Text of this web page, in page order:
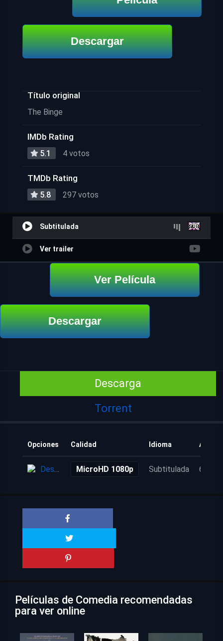
Descargar
Título original
The Binge
IMDb Rating
5.1 4 votos
TMDb Rating
5.8 297 votos
Subtitulada
Ver trailer
Ver Película
Descargar
Descarga
Torrent
Opciones Calidad Idioma
Descarga MicroHD 1080p Subtitulada 6 años
Películas de Comedia recomendadas
para ver online